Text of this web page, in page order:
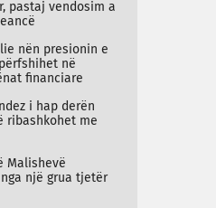
pastaj vendosim a
nën presionin e
në
financiare
i hap derën
ribashkohet me
Malishevë
një grua tjetër